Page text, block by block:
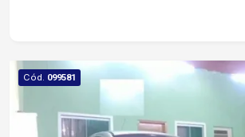
Cód. 099581